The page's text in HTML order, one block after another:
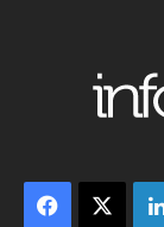
Facebook